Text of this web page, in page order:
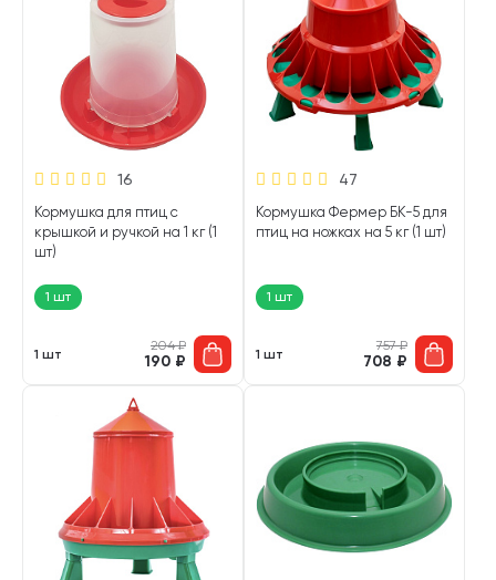
16
Кормушка для птиц с
крышкой и ручкой на 1 кг (1
шт)
1 шт
1 шт
204₽
190 ₽
47
Кормушка Фермер БК-5 для
птиц на ножках на 5 кг (1 шт)
1 шт
1 шт
757₽
708 ₽